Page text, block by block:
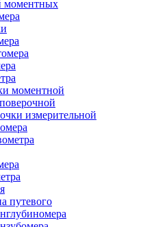
моментных
моментной
измерительной
путевого